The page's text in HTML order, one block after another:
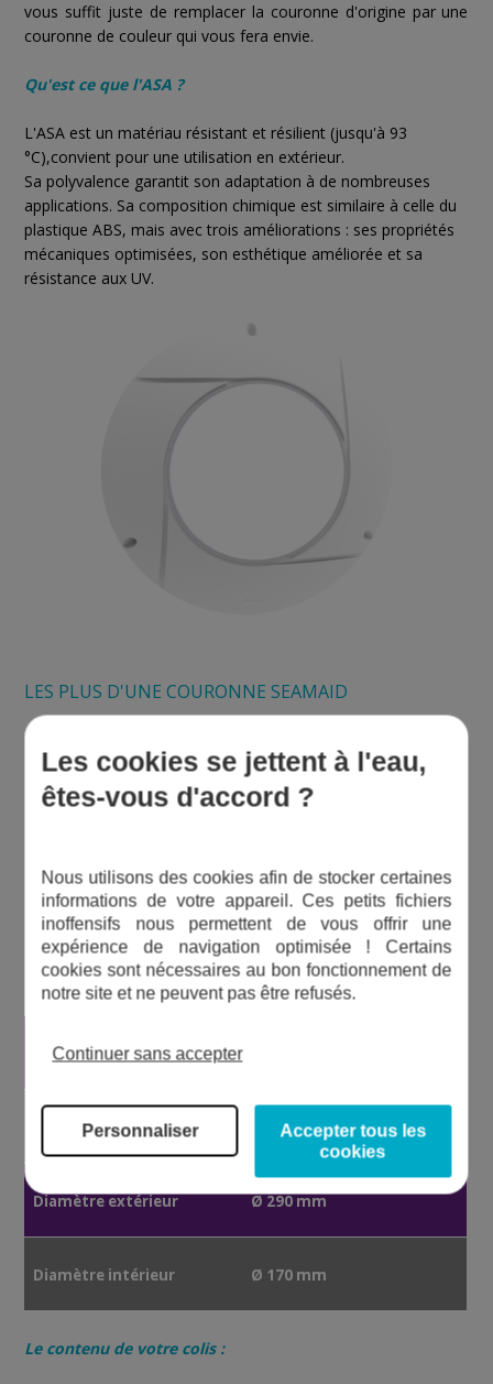
vous suffit juste de remplacer la couronne d'origine par une
couronne de couleur qui vous fera envie.
Qu'est ce que l'ASA ?
L'ASA est un matériau résistant et résilient (jusqu'à 93
°C),convient pour une utilisation en extérieur.
Sa polyvalence garantit son adaptation à de nombreuses
applications. Sa composition chimique est similaire à celle du
plastique ABS, mais avec trois améliorations : ses propriétés
mécaniques optimisées, son esthétique améliorée et sa
résistance aux UV.
LES PLUS D'UNE COURONNE SEAMAID
90 LED Seamaid
+ plusieurs coloris
CARACTÉRISTIQUES TECHNIQUES DES
COURONNES SEAMAIDPOUR PROJECTEUR
PLAT
Matériau couronne
Couleur
gris clair, gris moyen, bleu
clair, sable, métallisé
Diamètre extérieur Ø 290 mm
Diamètre intérieur Ø 170 mm
Le contenu de votre colis :
Les cookies se jettent à l'eau,
êtes-vous d'accord ?
Nous utilisons des cookies afin de stocker certaines
informations de votre appareil. Ces petits fichiers
inoffensifs nous permettent de vous offrir une
expérience de navigation optimisée ! Certains
cookies sont nécessaires au bon fonctionnement de
notre site et ne peuvent pas être refusés.
Continuer sans accepter
Personnaliser
Accepter tous les
cookies